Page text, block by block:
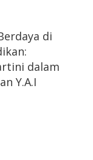
di
dalam
Y.A.I